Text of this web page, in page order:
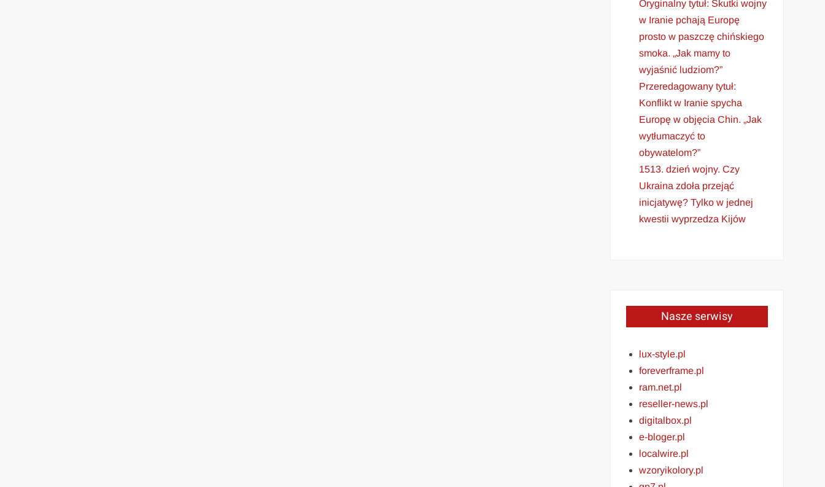
Oryginalny tytuł: Skutki wojny
w Iranie pchają Europę
prosto w paszczę chińskiego
smoka. „Jak mamy to
wyjaśnić ludziom?”
Przeredagowany tytuł:
Konflikt w Iranie spycha
Europę w objęcia Chin. „Jak
wytłumaczyć to
obywatelom?”
1513. dzień wojny. Czy
Ukraina zdoła przejąć
inicjatywę? Tylko w jednej
kwestii wyprzedza Kijów
Nasze serwisy
lux-style.pl
foreverframe.pl
ram.net.pl
reseller-news.pl
digitalbox.pl
e-bloger.pl
localwire.pl
wzoryikolory.pl